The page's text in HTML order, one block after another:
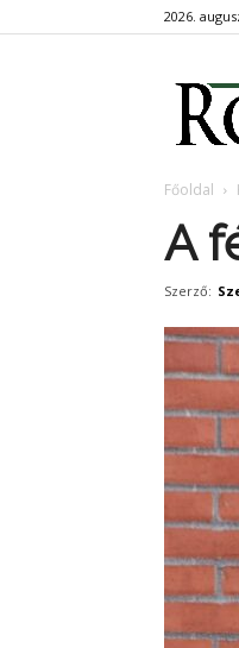
2026.
Főoldal
A
Szerző: